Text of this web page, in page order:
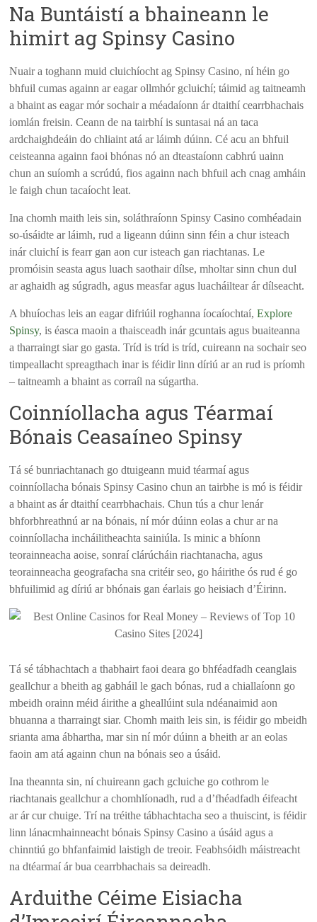
Na Buntáistí a bhaineann le
himirt ag Spinsy Casino
Nuair a toghann muid cluichíocht ag Spinsy Casino, ní héin go
bhfuil cumas againn ar eagar ollmhór gcluichí; táimid ag taitneamh
a bhaint as eagar mór sochair a méadaíonn ár dtaithí cearrbhachais
iomlán freisin. Ceann de na tairbhí is suntasai ná an taca
ardchaighdeáin do chliaint atá ar láimh dúinn. Cé acu an bhfuil
ceisteanna againn faoi bhónas nó an dteastaíonn cabhrú uainn
chun an suíomh a scrúdú, fios againn nach bhfuil ach cnag amháin
le faigh chun tacaíocht leat.
Ina chomh maith leis sin, soláthraíonn Spinsy Casino comhéadain
so-úsáidte ar láimh, rud a ligeann dúinn sinn féin a chur isteach
inár cluichí is fearr gan aon cur isteach gan riachtanas. Le
promóisin seasta agus luach saothair dílse, mholtar sinn chun dul
ar aghaidh ag súgradh, agus measfar agus luacháiltear ár dílseacht.
A bhuíochas leis an eagar difriúil roghanna íocaíochtaí,Explore
Spinsy, is éasca maoin a thaisceadh inár gcuntais agus buaiteanna
a tharraingt siar go gasta. Tríd is tríd is tríd, cuireann na sochair seo
timpeallacht spreagthach inar is féidir linn díriú ar an rud is príomh
– taitneamh a bhaint as corraíl na súgartha.
Coinníollacha agus Téarmaí
Bónais Ceasaíneo Spinsy
Tá sé bunriachtanach go dtuigeann muid téarmaí agus
coinníollacha bónais Spinsy Casino chun an tairbhe is mó is féidir
a bhaint as ár dtaithí cearrbhachais. Chun tús a chur lenár
bhforbhreathnú ar na bónais, ní mór dúinn eolas a chur ar na
coinníollacha incháilitheachta sainiúla. Is minic a bhíonn
teorainneacha aoise, sonraí clárúcháin riachtanacha, agus
teorainneacha geografacha sna critéir seo, go háirithe ós rud é go
bhfuilimid ag díriú ar bhónais gan éarlais go heisiach d’Éirinn.
Tá sé tábhachtach a thabhairt faoi deara go bhféadfadh ceanglais
geallchur a bheith ag gabháil le gach bónas, rud a chiallaíonn go
mbeidh orainn méid áirithe a gheallúint sula ndéanaimid aon
bhuanna a tharraingt siar. Chomh maith leis sin, is féidir go mbeidh
srianta ama ábhartha, mar sin ní mór dúinn a bheith ar an eolas
faoin am atá againn chun na bónais seo a úsáid.
Ina theannta sin, ní chuireann gach gcluiche go cothrom le
riachtanais geallchur a chomhlíonadh, rud a d’fhéadfadh éifeacht
ar ár cur chuige. Trí na tréithe tábhachtacha seo a thuiscint, is féidir
linn lánacmhainneacht bónais Spinsy Casino a úsáid agus a
chinntiú go bhfanfaimid laistigh de treoir. Feabhsóidh máistreacht
na dtéarmaí ár bua cearrbhachais sa deireadh.
Arduithe Céime Eisiacha